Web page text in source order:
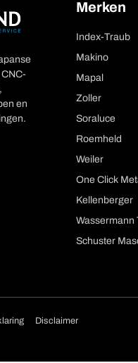
en
Merken
Index-Traub
Makino
Mapal
Zoller
Soraluce
Roemheld
Weiler
One Click
Kellenberger
Wassermann
Schuster
Disclaimer